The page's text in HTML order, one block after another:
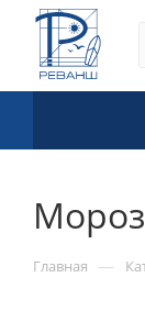
Главная —